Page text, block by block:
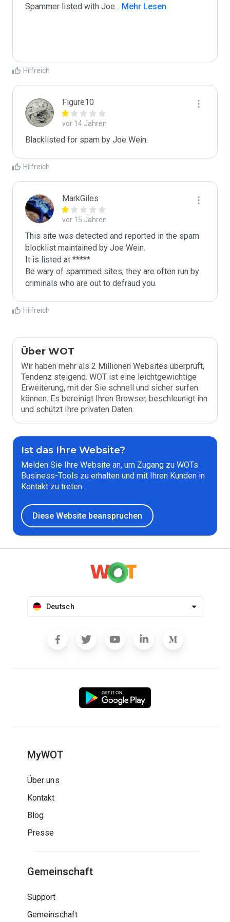
Spammer listed with Joe... Mehr Lesen
Hilfreich
Figure10
vor 14 Jahren
Blacklisted for spam by Joe Wein.
Hilfreich
MarkGiles
vor 15 Jahren
This site was detected and reported in the spam
blocklist maintained by Joe Wein.
It is listed at *****
Be wary of spammed sites, they are often run by
criminals who are out to defraud you.
Hilfreich
Über WOT
Wir haben mehr als 2 Millionen Websites überprüft,
Tendenz steigend. WOT ist eine leichtgewichtige
Erweiterung, mit der Sie schnell und sicher surfen
können. Es bereinigt Ihren Browser, beschleunigt ihn
und schützt Ihre privaten Daten.
Ist das Ihre Website?
Melden Sie Ihre Website an, um Zugang zu WOTs
Business-Tools zu erhalten und mit Ihren Kunden in
Kontakt zu treten.
Diese Website beanspruchen
Deutsch
MyWOT
Über uns
Kontakt
Blog
Presse
Gemeinschaft
Support
Gemeinschaft